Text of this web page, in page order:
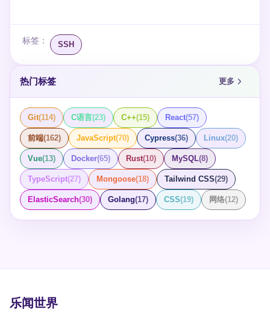
标签： SSH
热门标签 更多
Git(114) C语言(23) C++(15) React(57)
前端(162) JavaScript(70) Cypress(36) Linux(20)
Vue(13) Docker(65) Rust(10) MySQL(8)
TypeScript(27) Mongoose(18) Tailwind CSS(29)
ElasticSearch(30) Golang(17) CSS(19) 网络(12)
乐闻世界